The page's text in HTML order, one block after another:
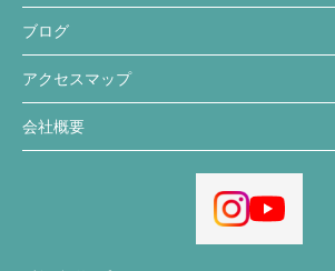
ブログ
アクセスマップ
会社概要